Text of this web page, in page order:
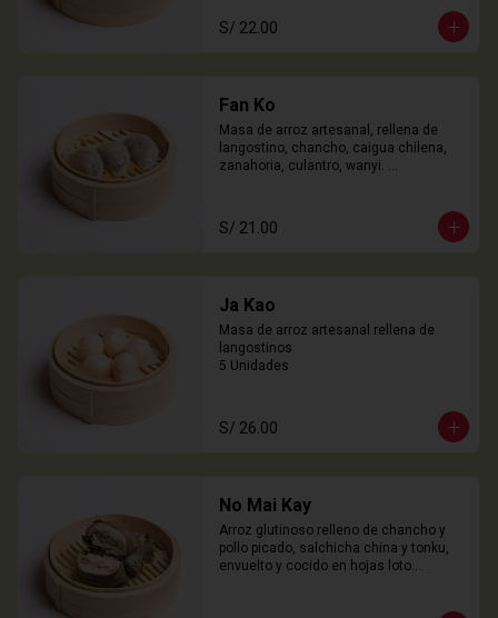
S/ 22.00
Fan Ko
Masa de arroz artesanal, rellena de
langostino, chancho, caigua chilena,
zanahoria, culantro, wanyi.
S/ 21.00
Ja Kao
Masa de arroz artesanal rellena de
langostinos
5 Unidades
S/ 26.00
No Mai Kay
Arroz glutinoso relleno de chancho y
pollo picado, salchicha china y tonku,
envuelto y cocido en hojas loto.